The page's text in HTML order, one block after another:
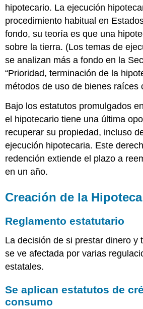
hipotecario. La ejecución
procedimiento habitual en
fondo, su teoría es que una
sobre la tierra. (Los temas de
se analizan más a fondo en la
“Prioridad, terminación de la
métodos de uso de bienes raíces
Bajo los estatutos promulgados
el hipotecario tiene una última
recuperar su propiedad, incluso
ejecución hipotecaria. Este
redención extiende el plazo a
en un año.
Creación de la Hipoteca
Reglamento estatutario
La decisión de si prestar dinero y
se ve afectada por varias
estatales.
Se aplican estatutos de
consumo